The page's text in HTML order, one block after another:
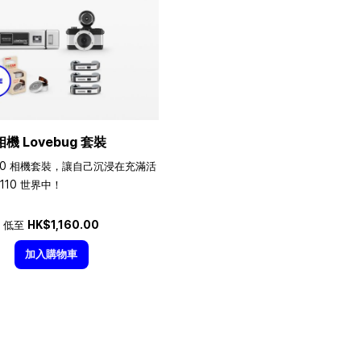
機 Lovebug 套裝
相機套裝，讓自己沉浸在充滿活
世界中！
低至 HK$1,160.00
加入購物車